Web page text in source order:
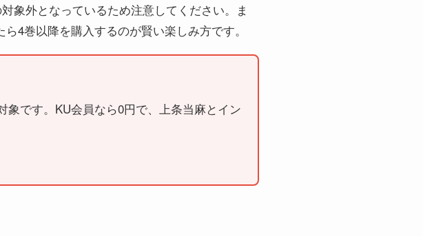
象外となっているため注意してください。ま
4巻以降を購入するのが賢い楽しみ方です。
象です。KU会員なら0円で、上条当麻とイン